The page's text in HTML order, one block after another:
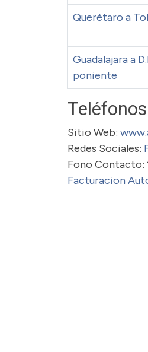
Querétaro a
Guadalajara a
poniente
Sitio Web:
Redes Sociales:
Fono Contacto:
Facturacion